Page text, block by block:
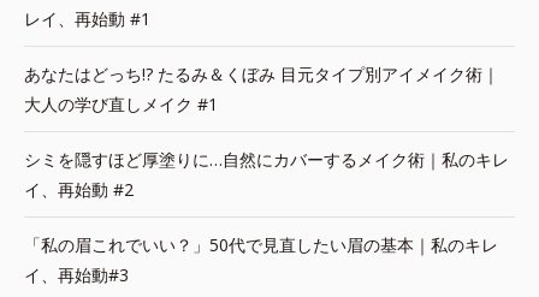
レイ、再始動 #1
あなたはどっち!? たるみ＆くぼみ 目元タイプ別アイメイク術｜
大人の学び直しメイク #1
シミを隠すほど厚塗りに…自然にカバーするメイク術｜私のキレ
イ、再始動 #2
「私の眉これでいい？」50代で見直したい眉の基本｜私のキレ
イ、再始動#3